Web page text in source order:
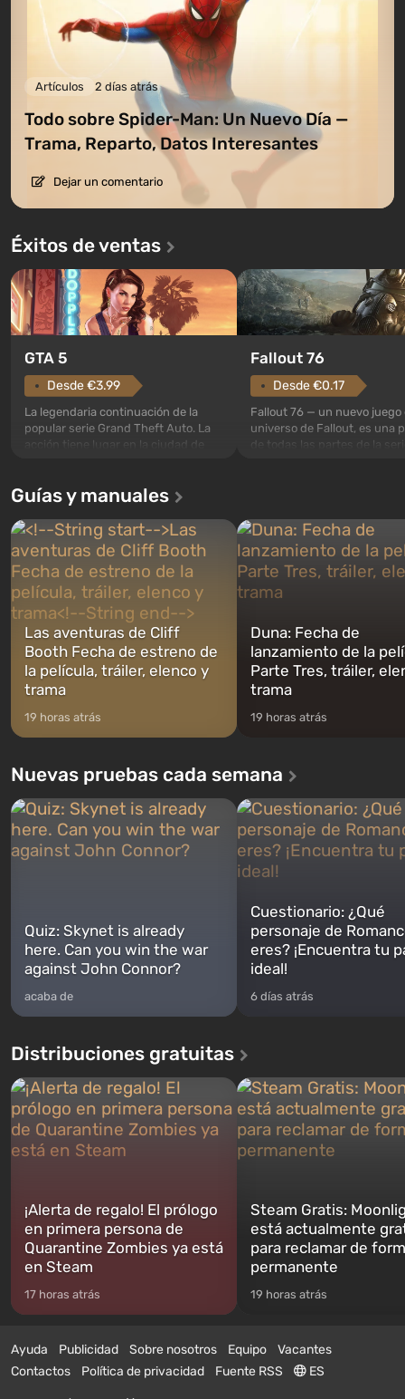
Artículos 2 días atrás
Todo sobre Spider-Man: Un Nuevo Día —
Trama, Reparto, Datos Interesantes
Dejar un comentario
Éxitos de ventas
GTA 5
Desde €3.99
La legendaria continuación de la
popular serie Grand Theft Auto. La
acción tiene lugar en la ciudad de
primera vez, el juego contará la
historia de tres personajes: Michael,
Trevor y Franklin, entre los cuales
podrás cambi...
Fallout 76
Desde €0.17
Fallout 76 — un nuevo juego
universo de Fallout, es una
de todas las partes de la
abrirse primero después de
caigan las bombas n...
Guías y manuales
Las aventuras de Cliff
Booth Fecha de estreno de
la película, tráiler, elenco y
trama
19 horas atrás
Duna: Fecha de
lanzamiento de la
Parte Tres, tráiler,
trama
19 horas atrás
Nuevas pruebas cada semana
Quiz: Skynet is already
here. Can you win the war
against John Connor?
acaba de
Cuestionario: ¿Qué
personaje de
eres? ¡Encuentra tu
ideal!
6 días atrás
Distribuciones gratuitas
¡Alerta de regalo! El prólogo
en primera persona de
Quarantine Zombies ya está
en Steam
17 horas atrás
Steam Gratis:
está actualmente
para reclamar de
permanente
19 horas atrás
Ayuda Publicidad Sobre nosotros Equipo
Vacantes
Contactos
Política de privacidad Fuente RSS ES